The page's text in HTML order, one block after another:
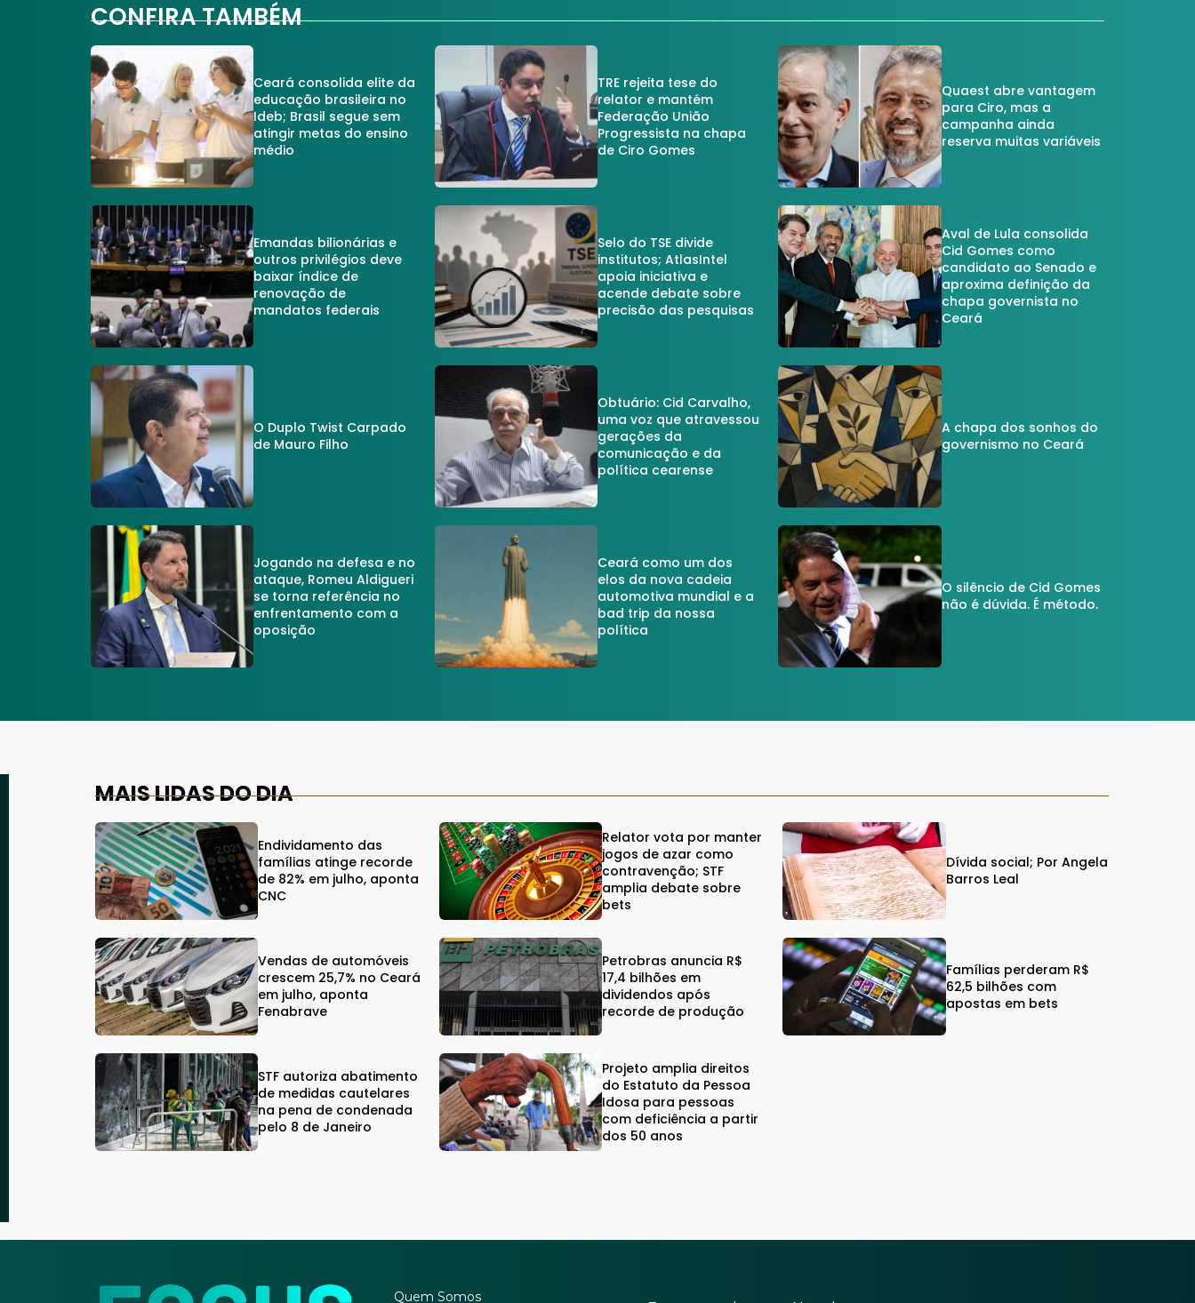
CONFIRA TAMBÉM
Ceará consolida elite da
educação brasileira no
Ideb; Brasil segue sem
atingir metas do ensino
médio
TRE rejeita tese do
relator e mantém
Federação União
Progressista na chapa
de Ciro Gomes
Quaest abre vantagem
para Ciro, mas a
campanha ainda
reserva muitas variáveis
Emandas bilionárias e
outros privilégios deve
baixar índice de
renovação de
mandatos federais
Selo do TSE divide
institutos; AtlasIntel
apoia iniciativa e
acende debate sobre
precisão das pesquisas
Aval de Lula consolida
Cid Gomes como
candidato ao Senado e
aproxima definição da
chapa governista no
Ceará
O Duplo Twist Carpado
de Mauro Filho
Obtuário: Cid Carvalho,
uma voz que atravessou
gerações da
comunicação e da
política cearense
A chapa dos sonhos do
governismo no Ceará
Jogando na defesa e no
ataque, Romeu Aldigueri
se torna referência no
enfrentamento com a
oposição
Ceará como um dos
elos da nova cadeia
automotiva mundial e a
bad trip da nossa
política
O silêncio de Cid Gomes
não é dúvida. É método.
MAIS LIDAS DO DIA
Endividamento das
famílias atinge recorde
de 82% em julho, aponta
CNC
Relator vota por manter
jogos de azar como
contravenção; STF
amplia debate sobre
bets
Dívida social; Por Angela
Barros Leal
Vendas de automóveis
crescem 25,7% no Ceará
em julho, aponta
Fenabrave
Petrobras anuncia R$
17,4 bilhões em
dividendos após
recorde de produção
Famílias perderam R$
62,5 bilhões com
apostas em bets
STF autoriza abatimento
de medidas cautelares
na pena de condenada
pelo 8 de Janeiro
Projeto amplia direitos
do Estatuto da Pessoa
Idosa para pessoas
com deficiência a partir
dos 50 anos
Quem Somos